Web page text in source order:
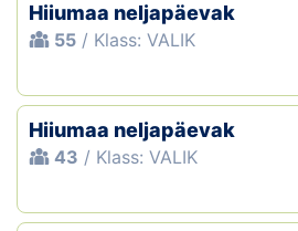
Hiiumaa neljapäevak
55 / Klass: VALIK
Hiiumaa neljapäevak
43 / Klass: VALIK